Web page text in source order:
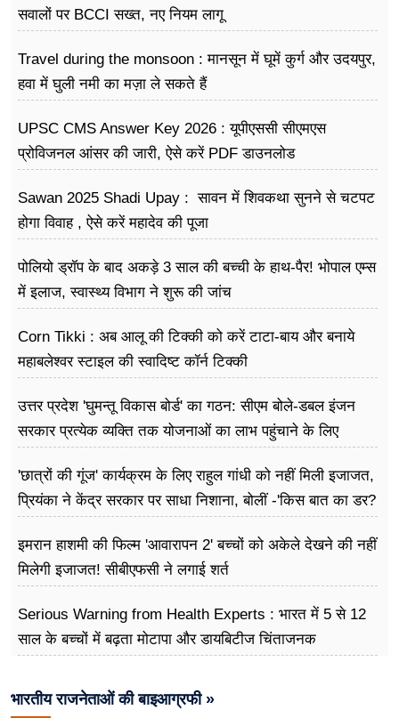
सवालों पर BCCI सख्त, नए नियम लागू
Travel during the monsoon : मानसून में घूमें कुर्ग और उदयपुर,
हवा में घुली नमी का मज़ा ले सकते हैं
UPSC CMS Answer Key 2026 : यूपीएससी सीएमएस
प्रोविजनल आंसर की जारी, ऐसे करें PDF डाउनलोड
Sawan 2025 Shadi Upay : सावन में शिवकथा सुनने से चटपट
होगा विवाह , ऐसे करें महादेव की पूजा
पोलियो ड्रॉप के बाद अकड़े 3 साल की बच्ची के हाथ-पैर! भोपाल एम्स
में इलाज, स्वास्थ्य विभाग ने शुरू की जांच
Corn Tikki : अब आलू की टिक्की को करें टाटा-बाय और बनाये
महाबलेश्वर स्टाइल की स्वादिष्ट कॉर्न टिक्की
उत्तर प्रदेश 'घुमन्तू विकास बोर्ड' का गठन: सीएम बोले-डबल इंजन
सरकार प्रत्येक व्यक्ति तक योजनाओं का लाभ पहुंचाने के लिए
'छात्रों की गूंज' कार्यक्रम के लिए राहुल गांधी को नहीं मिली इजाजत,
प्रियंका ने केंद्र सरकार पर साधा निशाना, बोलीं -'किस बात का डर?
इमरान हाशमी की फिल्म 'आवारापन 2' बच्चों को अकेले देखने की नहीं
मिलेगी इजाजत! सीबीएफसी ने लगाई शर्त
Serious Warning from Health Experts : भारत में 5 से 12
साल के बच्चों में बढ़ता मोटापा और डायबिटीज चिंताजनक
भारतीय राजनेताओं की बाइआग्रफी »